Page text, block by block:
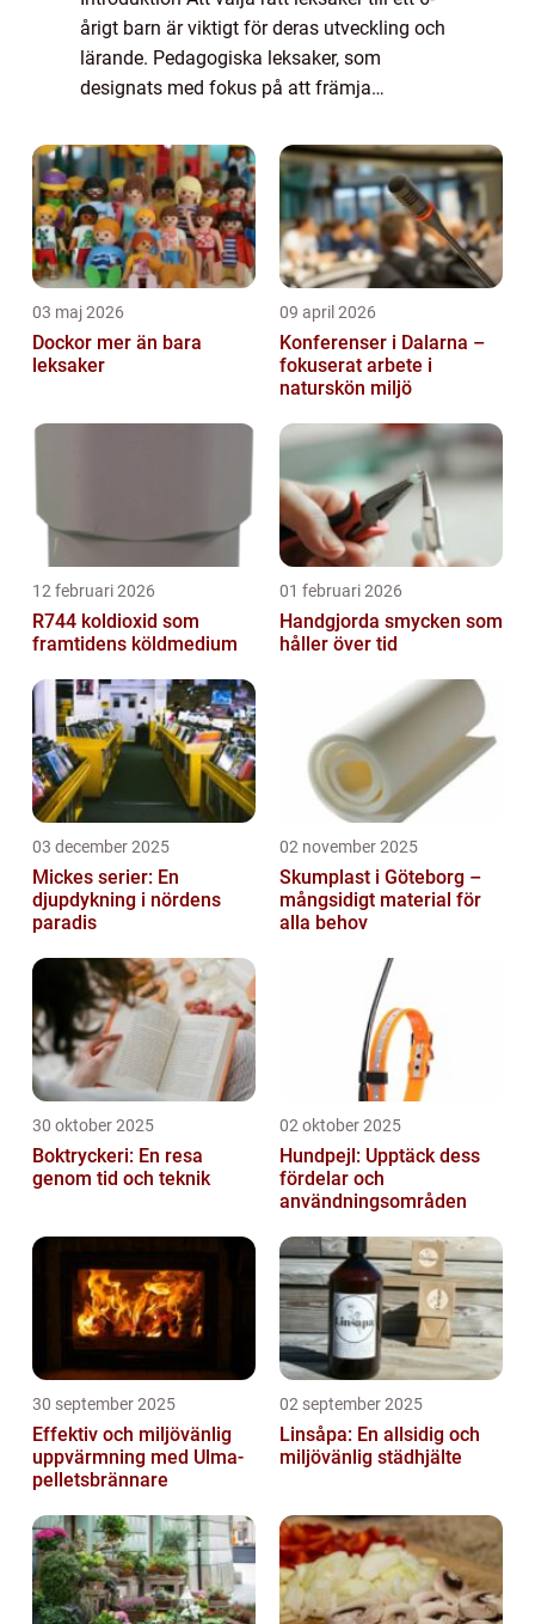
årigt barn är viktigt för deras utveckling och
lärande. Pedagogiska leksaker, som
designats med fokus på att främja
kan vara särskilt fördelaktiga för att s...
03 maj 2026
Dockor mer än bara
leksaker
09 april 2026
Konferenser i Dalarna –
fokuserat arbete i
naturskön miljö
12 februari 2026
R744 koldioxid som
framtidens köldmedium
01 februari 2026
Handgjorda smycken som
håller över tid
03 december 2025
Mickes serier: En
djupdykning i nördens
paradis
02 november 2025
Skumplast i Göteborg –
mångsidigt material för
alla behov
30 oktober 2025
Boktryckeri: En resa
genom tid och teknik
02 oktober 2025
Hundpejl: Upptäck dess
fördelar och
användningsområden
30 september 2025
Effektiv och miljövänlig
uppvärmning med Ulma-
pelletsbrännare
02 september 2025
Linsåpa: En allsidig och
miljövänlig städhjälte